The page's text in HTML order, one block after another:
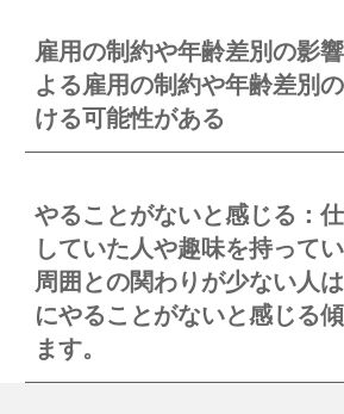
雇用の制約や年齢差別の影
よる雇用の制約や年齢差別
ける可能性がある
やることがないと感じる：
していた人や趣味を持ってい
周囲との関わりが少ない人
にやることがないと感じる
ます。